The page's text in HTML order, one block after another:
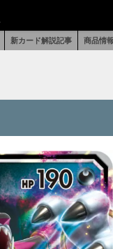
新カード解説記事 商品情